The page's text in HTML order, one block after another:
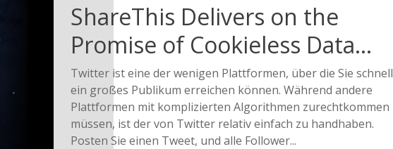
ShareThis Delivers on the
Promise of Cookieless Data
Solutions
Twitter ist eine der wenigen Plattformen, über die Sie schnell
ein großes Publikum erreichen können. Während andere
Plattformen mit komplizierten Algorithmen zurechtkommen
müssen, ist der von Twitter relativ einfach zu handhaben.
Posten Sie einen Tweet, und alle Follower...